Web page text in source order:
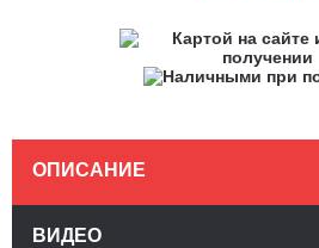
ОПИСАНИЕ
ВИДЕО